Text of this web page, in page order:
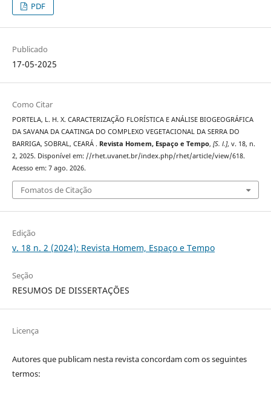
PDF
Publicado
17-05-2025
Como Citar
PORTELA, L. H. X. CARACTERIZAÇÃO FLORÍSTICA E ANÁLISE BIOGEOGRÁFICA
DA SAVANA DA CAATINGA DO COMPLEXO VEGETACIONAL DA SERRA DO
BARRIGA, SOBRAL, CEARÁ . Revista Homem, Espaço e Tempo, [S. l.], v. 18, n.
2, 2025. Disponível em: //rhet.uvanet.br/index.php/rhet/article/view/618.
Acesso em: 7 ago. 2026.
Fomatos de Citação
Edição
v. 18 n. 2 (2024): Revista Homem, Espaço e Tempo
Seção
RESUMOS DE DISSERTAÇÕES
Licença
Autores que publicam nesta revista concordam com os seguintes
termos: